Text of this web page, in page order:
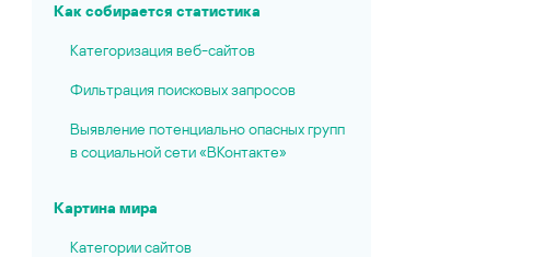
Как собирается статистика
Категоризация веб-сайтов
Фильтрация поисковых запросов
Выявление потенциально опасных групп
в социальной сети «ВКонтакте»
Картина мира
Категории сайтов